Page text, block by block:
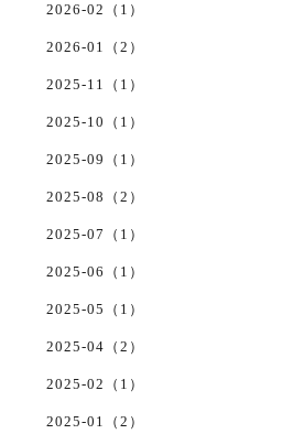
2026-02（1）
2026-01（2）
2025-11（1）
2025-10（1）
2025-09（1）
2025-08（2）
2025-07（1）
2025-06（1）
2025-05（1）
2025-04（2）
2025-02（1）
2025-01（2）